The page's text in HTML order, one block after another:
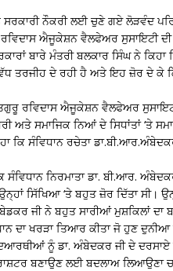
ਨੌਕਰੀ ਲਈ ਚੁਣੇ ਗਏ ਲੋੜਵੰਦ
ਐਜੂਕੇਸ਼ਨ ਵੈਲਫੇਅਰ ਸੁਸਾਇਟੀ ਦੀ
ਬਾਰੇ ਮੰਤਰੀ ਬਲਕਾਰ ਸਿੰਘ ਨੇ
ਤਰਜੀਹ ਦੇ ਰਹੀ ਹੈ ਅਤੇ ਇਹ ਜ਼ੋਰ ਦੇ ਕੇ
ਰਵਿਦਾਸ ਐਜੂਕੇਸ਼ਨ ਵੈਲਫੇਅਰ
ਅਤੇ ਸਮਾਜਿਕ ਨਿਆਂ ਦੇ ਸਿਧਾਂਤਾਂ ‘ਤੇ
ਕਿ ਸੰਵਿਧਾਨ ਰਚੇਤਾ
ਸੰਵਿਧਾਨ ਨਿਰਮਾਤਾ ਡਾ. ਬੀ.ਆਰ.
ਸਿੱਖਿਆ ‘ਤੇ ਬਹੁਤ ਜ਼ੋਰ ਦਿੱਤਾ ਸੀ।
ਜੀ ਨੇ ਬਹੁਤ ਸਾਰੀਆਂ ਮੁਸ਼ਕਿਲਾਂ ਦਾ
ਦਾ ਖਰੜਾ ਤਿਆਰ ਕੀਤਾ ਜੋ ਹੁਣ
ਨੂੰ ਡਾ. ਅੰਬੇਦਕਰ ਜੀ ਦੇ ਦਰਸਾਏ
ਬਣਾਉਣ ਲਈ ਬਦਲਾਅ ਲਿਆਉਣਾ